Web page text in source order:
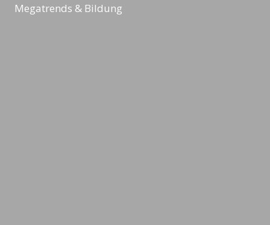
Megatrends & Bildung